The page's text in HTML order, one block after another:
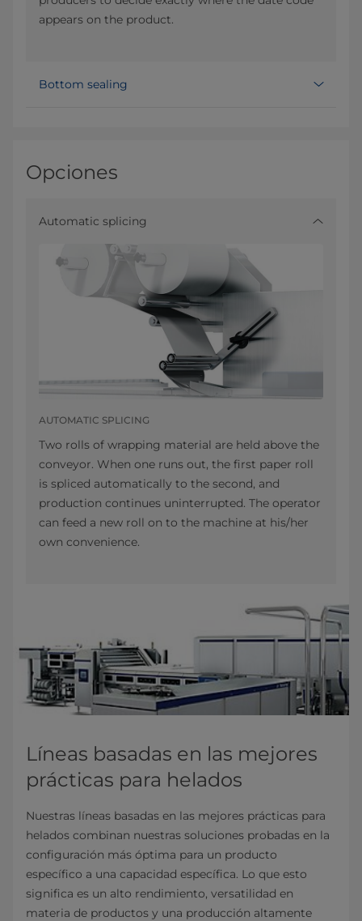
appears on the product.
Bottom sealing
Opciones
Automatic splicing
AUTOMATIC SPLICING
Two rolls of wrapping material are held above the
conveyor. When one runs out, the first paper roll
is spliced automatically to the second, and
production continues uninterrupted. The operator
can feed a new roll on to the machine at his/her
own convenience.
Líneas basadas en las mejores
prácticas para helados
Nuestras líneas basadas en las mejores prácticas para
helados combinan nuestras soluciones probadas en la
configuración más óptima para un producto
específico a una capacidad específica. Lo que esto
significa es un alto rendimiento, versatilidad en
materia de productos y una producción altamente